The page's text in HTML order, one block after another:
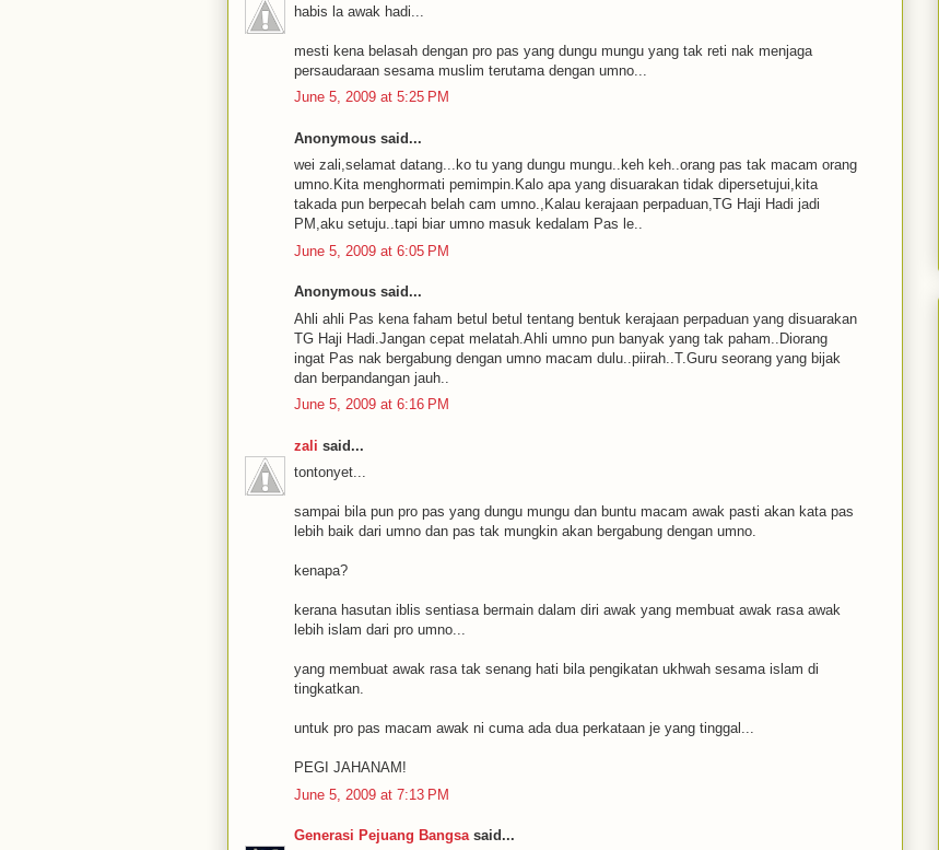
habis la awak hadi...
mesti kena belasah dengan pro pas yang dungu mungu yang tak reti nak menjaga
persaudaraan sesama muslim terutama dengan umno...
June 5, 2009 at 5:25 PM
Anonymous said...
wei zali,selamat datang...ko tu yang dungu mungu..keh keh..orang pas tak macam orang
umno.Kita menghormati pemimpin.Kalo apa yang disuarakan tidak dipersetujui,kita
takada pun berpecah belah cam umno.,Kalau kerajaan perpaduan,TG Haji Hadi jadi
PM,aku setuju..tapi biar umno masuk kedalam Pas le..
June 5, 2009 at 6:05 PM
Anonymous said...
Ahli ahli Pas kena faham betul betul tentang bentuk kerajaan perpaduan yang disuarakan
TG Haji Hadi.Jangan cepat melatah.Ahli umno pun banyak yang tak paham..Diorang
ingat Pas nak bergabung dengan umno macam dulu..piirah..T.Guru seorang yang bijak
dan berpandangan jauh..
June 5, 2009 at 6:16 PM
zali said...
tontonyet...
sampai bila pun pro pas yang dungu mungu dan buntu macam awak pasti akan kata pas
lebih baik dari umno dan pas tak mungkin akan bergabung dengan umno.
kenapa?
kerana hasutan iblis sentiasa bermain dalam diri awak yang membuat awak rasa awak
lebih islam dari pro umno...
yang membuat awak rasa tak senang hati bila pengikatan ukhwah sesama islam di
tingkatkan.
untuk pro pas macam awak ni cuma ada dua perkataan je yang tinggal...
PEGI JAHANAM!
June 5, 2009 at 7:13 PM
Generasi Pejuang Bangsasaid...